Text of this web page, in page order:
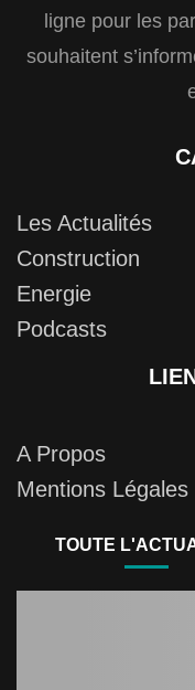
ligne pour les
souhaitent
Les Actualités
Construction
Energie
Podcasts
A Propos
Mentions Légales
TOUTE